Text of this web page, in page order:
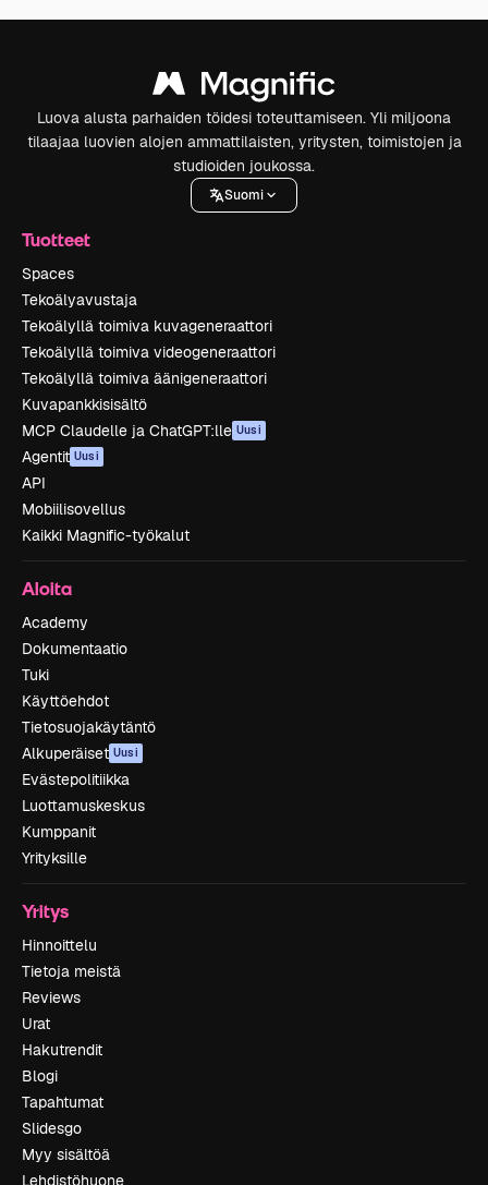
Luova alusta parhaiden töidesi toteuttamiseen. Yli miljoona
tilaajaa luovien alojen ammattilaisten, yritysten, toimistojen ja
studioiden joukossa.
Suomi
Tuotteet
Spaces
Tekoälyavustaja
Tekoälyllä toimiva kuvageneraattori
Tekoälyllä toimiva videogeneraattori
Tekoälyllä toimiva äänigeneraattori
Kuvapankkisisältö
MCP Claudelle ja ChatGPT:lle Uusi
Agentit Uusi
API
Mobiilisovellus
Kaikki Magnific-työkalut
Aloita
Academy
Dokumentaatio
Tuki
Käyttöehdot
Tietosuojakäytäntö
Alkuperäiset Uusi
Evästepolitiikka
Luottamuskeskus
Kumppanit
Yrityksille
Yritys
Hinnoittelu
Tietoja meistä
Reviews
Urat
Hakutrendit
Blogi
Tapahtumat
Slidesgo
Myy sisältöä
Lehdistöhuone